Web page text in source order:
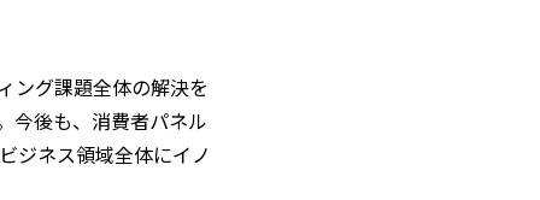
ング課題全体の解決を
今後も、消費者パネル
ジネス領域全体にイノ